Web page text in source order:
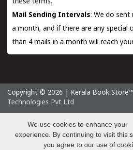
these terms.
Mail Sending Intervals: We do sent
a month, and if there are any special
than 4 mails in a month will reach
Copyright © 2026 | Kerala Book
Technologies Pvt Ltd
We use cookies to enhance your
experience. By continuing to visit this
you agree to our use of